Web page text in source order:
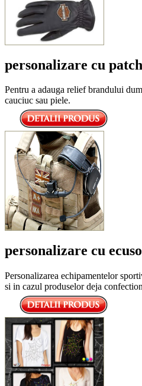
personalizare cu
Pentru a adauga relief brandului
cauciuc sau piele.
personalizare cu
Personalizarea echipamentelor
si in cazul produselor deja